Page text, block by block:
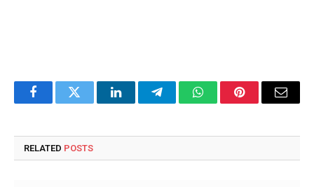
FacebookTwitter LinkedInTelegramWhatsAppPinterestEmail
RELATED POSTS